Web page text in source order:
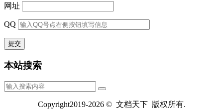
网址
QQ
本站搜索
Copyright2019-2026 © 文档天下 版权所有.